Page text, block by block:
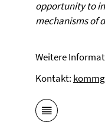
opportunity to
mechanisms of
Weitere
Kontakt: